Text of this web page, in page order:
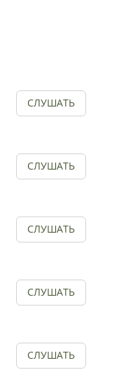
СЛУШАТЬ
СЛУШАТЬ
СЛУШАТЬ
СЛУШАТЬ
СЛУШАТЬ